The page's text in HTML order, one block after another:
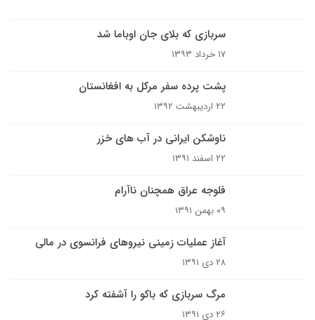
سربازی که بلای جان اوباما شد
۱۷ خرداد ۱۳۹۳
پشت پرده سفر مرکل به افغانستان
۲۲ اردیبهشت ۱۳۹۲
ناوشکن ایرانی در آب های خزر
۲۲ اسفند ۱۳۹۱
فلوجه عراق همچنان ناآرام
۰۹ بهمن ۱۳۹۱
آغاز عملیات زمینی نیروهای فرانسوی در مالی
۲۸ دی ۱۳۹۱
مرگ سربازی که باکو را آشفته کرد
۲۶ دی ۱۳۹۱